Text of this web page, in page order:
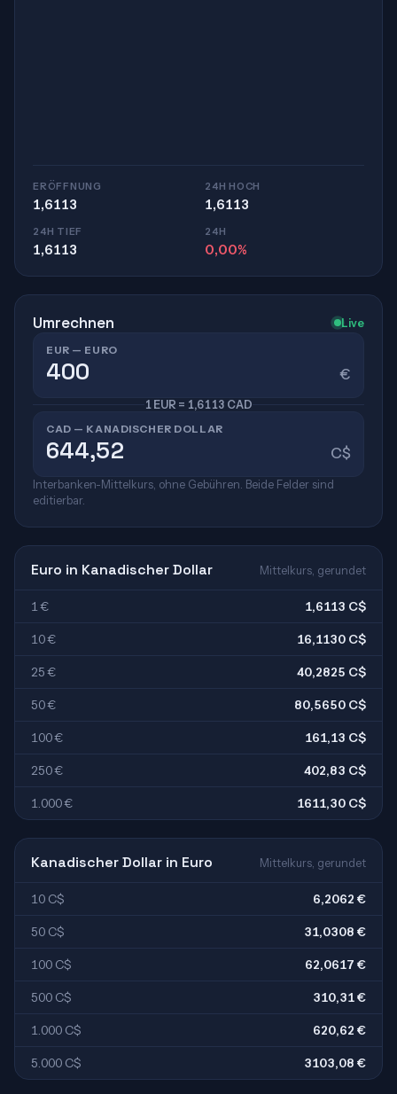
ERÖFFNUNG
1,6113
24H HOCH
1,6113
24H TIEF
1,6113
24H
0,00%
Umrechnen Live
EUR — EURO
€
1 EUR = 1,6113 CAD
CAD — KANADISCHER DOLLAR
C$
Interbanken-Mittelkurs, ohne Gebühren. Beide Felder sind
editierbar.
Euro in Kanadischer Dollar Mittelkurs, gerundet
1 € 1,6113 C$
10 € 16,1130 C$
25 € 40,2825 C$
50 € 80,5650 C$
100 € 161,13 C$
250 € 402,83 C$
1.000 € 1611,30 C$
Kanadischer Dollar in Euro Mittelkurs, gerundet
10 C$ 6,2062 €
50 C$ 31,0308 €
100 C$ 62,0617 €
500 C$ 310,31 €
1.000 C$ 620,62 €
5.000 C$ 3103,08 €